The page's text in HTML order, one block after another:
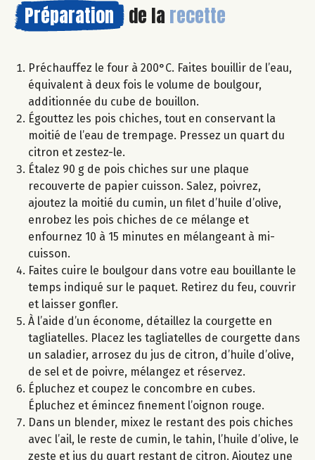
Préparation de la recette
Préchauffez le four à 200°C. Faites bouillir de l’eau,
équivalent à deux fois le volume de boulgour,
additionnée du cube de bouillon.
Égouttez les pois chiches, tout en conservant la
moitié de l’eau de trempage. Pressez un quart du
citron et zestez-le.
Étalez 90 g de pois chiches sur une plaque
recouverte de papier cuisson. Salez, poivrez,
ajoutez la moitié du cumin, un filet d’huile d’olive,
enrobez les pois chiches de ce mélange et
enfournez 10 à 15 minutes en mélangeant à mi-
cuisson.
Faites cuire le boulgour dans votre eau bouillante le
temps indiqué sur le paquet. Retirez du feu, couvrir
et laisser gonfler.
À l’aide d’un économe, détaillez la courgette en
tagliatelles. Placez les tagliatelles de courgette dans
un saladier, arrosez du jus de citron, d’huile d’olive,
de sel et de poivre, mélangez et réservez.
Épluchez et coupez le concombre en cubes.
Épluchez et émincez finement l’oignon rouge.
Dans un blender, mixez le restant des pois chiches
avec l’ail, le reste de cumin, le tahin, l’huile d’olive, le
zeste et jus du quart restant de citron. Ajoutez une